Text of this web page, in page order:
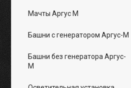
Мачты Аргус М
Башни с генератором Аргус-М
Башни без генератора Аргус-
М